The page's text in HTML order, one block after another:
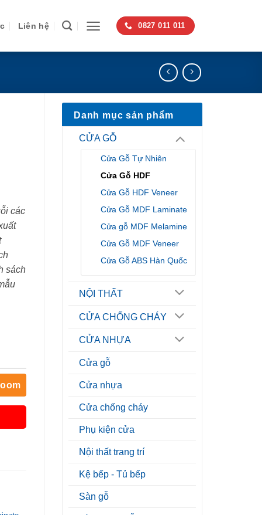
Liên hệ 0827 011 011
Danh mục sản phẩm
CỬA GỖ
Cửa Gỗ Tự Nhiên
Cửa Gỗ HDF
Cửa Gỗ HDF Veneer
Cửa Gỗ MDF Laminate
Cửa gỗ MDF Melamine
Cửa Gỗ MDF Veneer
Cửa Gỗ ABS Hàn Quốc
NỘI THẤT
CỬA CHỐNG CHÁY
CỬA NHỰA
Cửa gỗ
Cửa nhựa
Cửa chống cháy
Phụ kiện cửa
Nội thất trang trí
Kệ bếp - Tủ bếp
Sàn gỗ
các
sách